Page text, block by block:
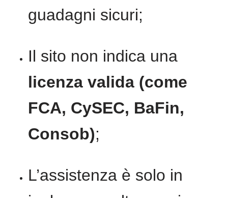
guadagni sicuri;
Il sito non indica una
licenza valida (come
FCA, CySEC, BaFin,
Consob);
L’assistenza è solo in